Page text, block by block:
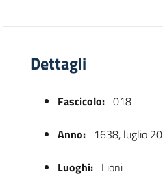
Dettagli
Fascicolo: 018
Anno: 1638, luglio 20
Luoghi: Lioni